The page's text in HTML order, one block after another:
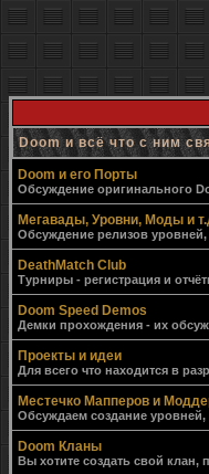
Doom и всё что с ним
Doom и его Порты
Обсуждение оригинального
Мегавады, Уровни, Моды и
Обсуждение релизов
DeathMatch Club
Турниры - регистрация и
Doom Speed Demos
Демки прохождения - их
Проекты и идеи
Для всего что находится в
Местечко Мапперов и
Обсуждаем создание
Doom Кланы
Вы хотите создать свой клан,